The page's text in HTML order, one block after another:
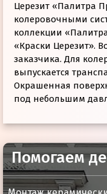
Церезит «Палитра
колеровочными
коллекции
«Краски Церезит».
заказчика. Для
выпускается
Окрашенная
под небольшим
Степень перетира
Техническая
Размер файла:
Помогаем